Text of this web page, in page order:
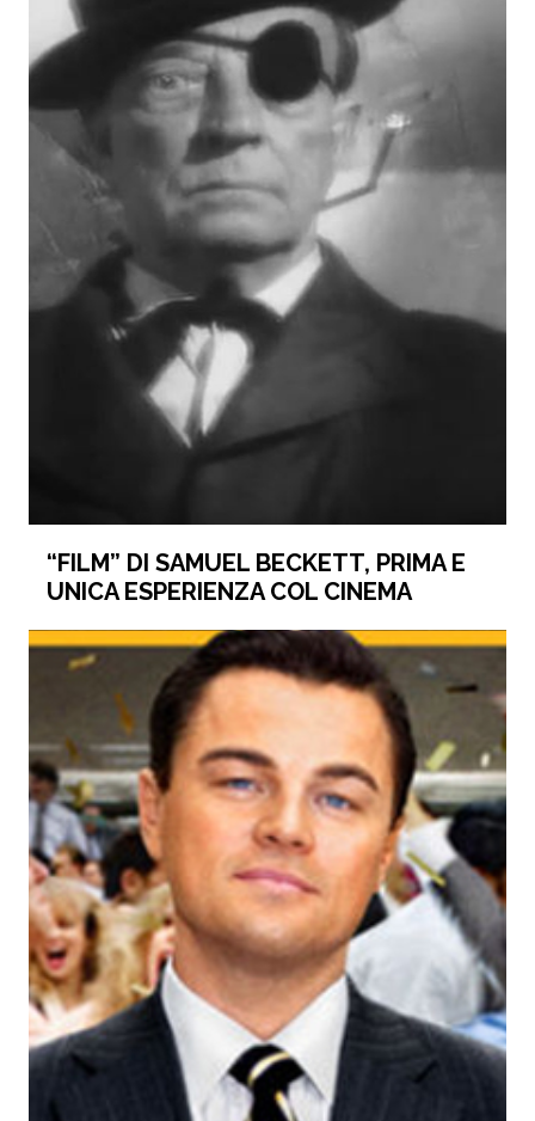
“FILM” DI SAMUEL BECKETT, PRIMA E
UNICA ESPERIENZA COL CINEMA